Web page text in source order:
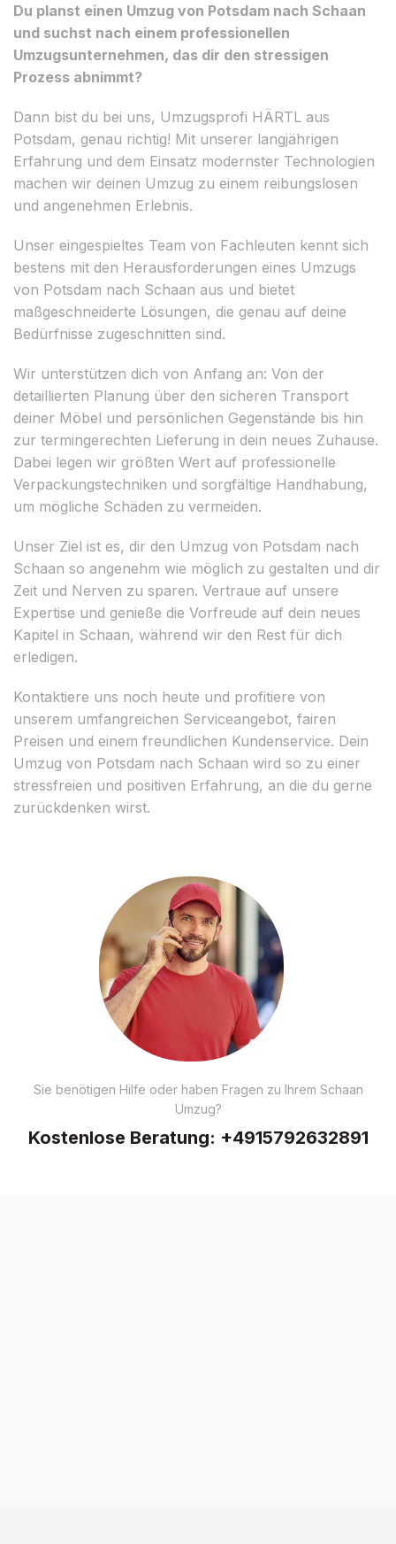
Du planst einen Umzug von Potsdam nach Schaan
und suchst nach einem professionellen
Umzugsunternehmen, das dir den stressigen
Prozess abnimmt?
Dann bist du bei uns, Umzugsprofi HÄRTL aus
Potsdam, genau richtig! Mit unserer langjährigen
Erfahrung und dem Einsatz modernster Technologien
machen wir deinen Umzug zu einem reibungslosen
und angenehmen Erlebnis.
Unser eingespieltes Team von Fachleuten kennt sich
bestens mit den Herausforderungen eines Umzugs
von Potsdam nach Schaan aus und bietet
maßgeschneiderte Lösungen, die genau auf deine
Bedürfnisse zugeschnitten sind.
Wir unterstützen dich von Anfang an: Von der
detaillierten Planung über den sicheren Transport
deiner Möbel und persönlichen Gegenstände bis hin
zur termingerechten Lieferung in dein neues Zuhause.
Dabei legen wir größten Wert auf professionelle
Verpackungstechniken und sorgfältige Handhabung,
um mögliche Schäden zu vermeiden.
Unser Ziel ist es, dir den Umzug von Potsdam nach
Schaan so angenehm wie möglich zu gestalten und dir
Zeit und Nerven zu sparen. Vertraue auf unsere
Expertise und genieße die Vorfreude auf dein neues
Kapitel in Schaan, während wir den Rest für dich
erledigen.
Kontaktiere uns noch heute und profitiere von
unserem umfangreichen Serviceangebot, fairen
Preisen und einem freundlichen Kundenservice. Dein
Umzug von Potsdam nach Schaan wird so zu einer
stressfreien und positiven Erfahrung, an die du gerne
zurückdenken wirst.
Sie benötigen Hilfe oder haben Fragen zu Ihrem Schaan
Umzug?
Kostenlose Beratung: +4915792632891